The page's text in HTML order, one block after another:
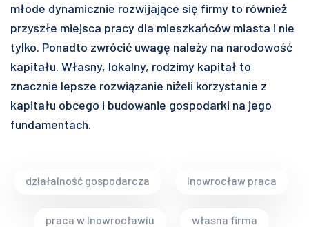
młode dynamicznie rozwijające się firmy to również
przyszłe miejsca pracy dla mieszkańców miasta i nie
tylko. Ponadto zwrócić uwagę należy na narodowość
kapitału. Własny, lokalny, rodzimy kapitał to
znacznie lepsze rozwiązanie niżeli korzystanie z
kapitału obcego i budowanie gospodarki na jego
fundamentach.
działalność gospodarcza Inowrocław praca
praca w Inowrocławiu własna firma